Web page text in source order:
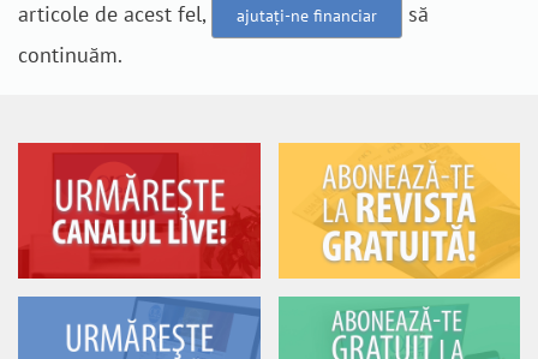
articole de acest fel,
ajutați-ne financiar
să
continuăm.